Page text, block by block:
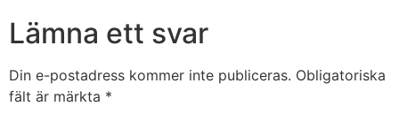
Lämna ett svar
Din e-postadress kommer inte publiceras. Obligatoriska
fält är märkta *